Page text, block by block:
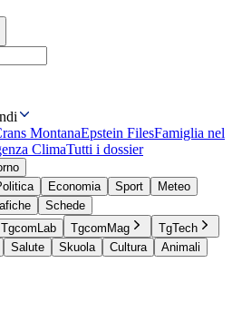
MontanaEpstein FilesFamiglia nel
ClimaTutti i dossier
Economia Sport
Meteo
Schede
TgcomLab TgcomMag
TgTech
Salute Skuola Cultura
Animali